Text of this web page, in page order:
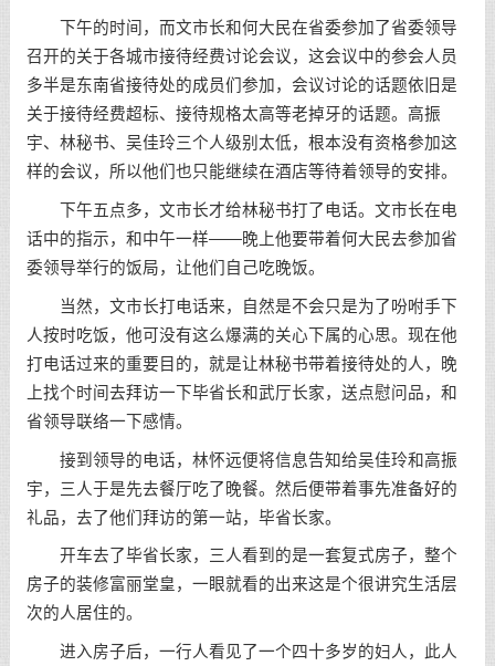
下午的时间，而文市长和何大民在省委参加了省委领导
召开的关于各城市接待经费讨论会议，这会议中的参会人员
多半是东南省接待处的成员们参加，会议讨论的话题依旧是
关于接待经费超标、接待规格太高等老掉牙的话题。高振
宇、林秘书、吴佳玲三个人级别太低，根本没有资格参加这
样的会议，所以他们也只能继续在酒店等待着领导的安排。
下午五点多，文市长才给林秘书打了电话。文市长在电
话中的指示，和中午一样——晚上他要带着何大民去参加省
委领导举行的饭局，让他们自己吃晚饭。
当然，文市长打电话来，自然是不会只是为了吩咐手下
人按时吃饭，他可没有这么爆满的关心下属的心思。现在他
打电话过来的重要目的，就是让林秘书带着接待处的人，晚
上找个时间去拜访一下毕省长和武厅长家，送点慰问品，和
省领导联络一下感情。
接到领导的电话，林怀远便将信息告知给吴佳玲和高振
宇，三人于是先去餐厅吃了晚餐。然后便带着事先准备好的
礼品，去了他们拜访的第一站，毕省长家。
开车去了毕省长家，三人看到的是一套复式房子，整个
房子的装修富丽堂皇，一眼就看的出来这是个很讲究生活层
次的人居住的。
进入房子后，一行人看见了一个四十多岁的妇人，此人